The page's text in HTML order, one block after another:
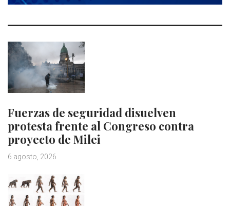
Fuerzas de seguridad disuelven
protesta frente al Congreso contra
proyecto de Milei
6 agosto, 2026